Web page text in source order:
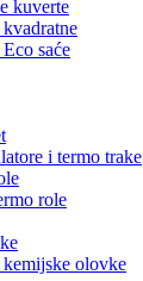
kuverte
saće
i termo trake
role
olovke